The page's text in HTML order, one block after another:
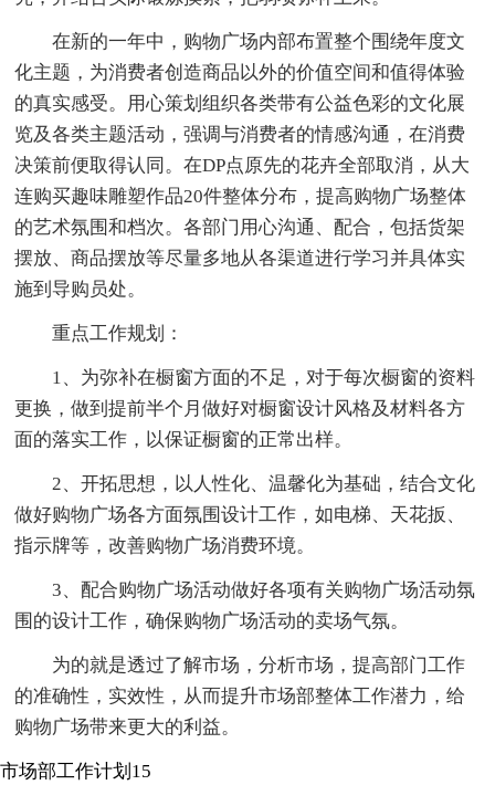
在新的一年中，购物广场内部布置整个围绕年度文
化主题，为消费者创造商品以外的价值空间和值得体验
的真实感受。用心策划组织各类带有公益色彩的文化展
览及各类主题活动，强调与消费者的情感沟通，在消费
决策前便取得认同。在DP点原先的花卉全部取消，从大
连购买趣味雕塑作品20件整体分布，提高购物广场整体
的艺术氛围和档次。各部门用心沟通、配合，包括货架
摆放、商品摆放等尽量多地从各渠道进行学习并具体实
施到导购员处。
重点工作规划：
1、为弥补在橱窗方面的不足，对于每次橱窗的资料
更换，做到提前半个月做好对橱窗设计风格及材料各方
面的落实工作，以保证橱窗的正常出样。
2、开拓思想，以人性化、温馨化为基础，结合文化
做好购物广场各方面氛围设计工作，如电梯、天花扳、
指示牌等，改善购物广场消费环境。
3、配合购物广场活动做好各项有关购物广场活动氛
围的设计工作，确保购物广场活动的卖场气氛。
为的就是透过了解市场，分析市场，提高部门工作
的准确性，实效性，从而提升市场部整体工作潜力，给
购物广场带来更大的利益。
市场部工作计划15